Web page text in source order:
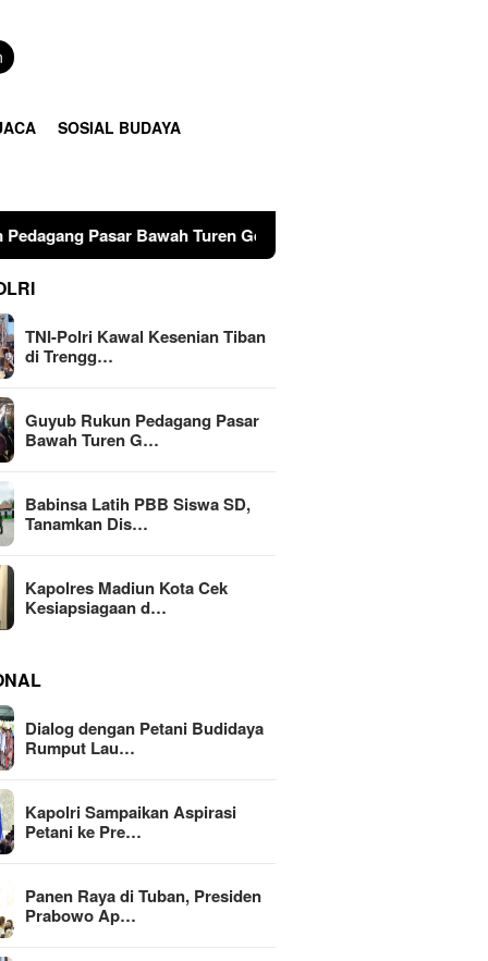
SOSIAL BUDAYA
Turen Gelar Do’a SLOSO PON, Wujud Nyata Jaga
TNI-Polri Kawal Kesenian Tiban
di Trengg…
Guyub Rukun Pedagang Pasar
Bawah Turen G…
Babinsa Latih PBB Siswa SD,
Tanamkan Dis…
Kapolres Madiun Kota Cek
Kesiapsiagaan d…
Dialog dengan Petani Budidaya
Rumput Lau…
Kapolri Sampaikan Aspirasi
Petani ke Pre…
Panen Raya di Tuban, Presiden
Prabowo Ap…